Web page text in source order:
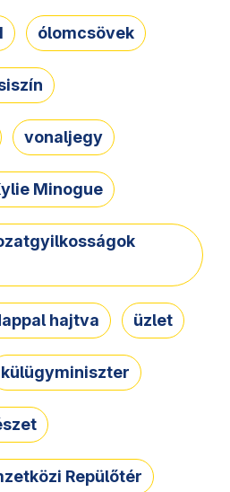
ólomcsövek
vonaljegy
Minogue
hajtva üzlet
külügyminiszter
Repülőtér